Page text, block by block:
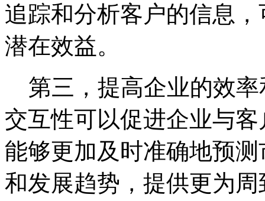
追踪和分析客户的信息
潜在效益。
第三，提高企业的效率
交互性可以促进企业与
能够更加及时准确地预
和发展趋势，提供更为